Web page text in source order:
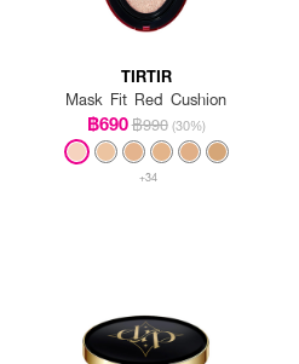
TIRTIR
Mask Fit Red Cushion
฿690฿990 (30%)
+34